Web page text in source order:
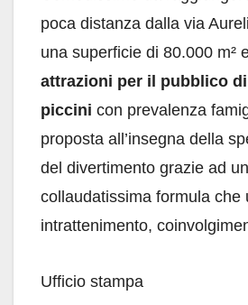
poca distanza dalla via
una superficie di 80.000 m²
attrazioni per il pubblico
piccini con prevalenza
proposta all’insegna della
del divertimento grazie ad
collaudatissima formula che
intrattenimento,
Ufficio stampa